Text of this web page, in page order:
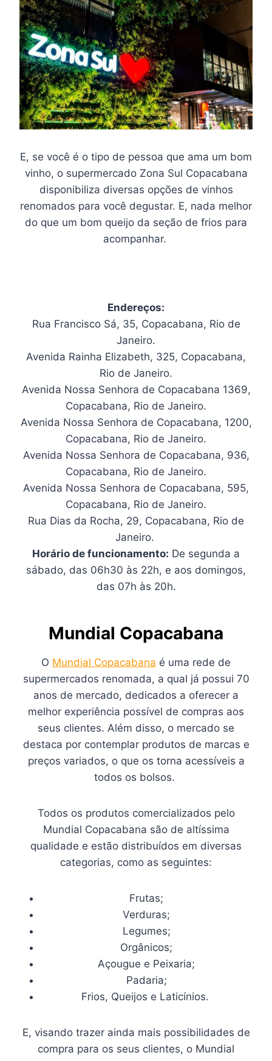
E, se você é o tipo de pessoa que ama um bom
vinho, o supermercado Zona Sul Copacabana
disponibiliza diversas opções de vinhos
renomados para você degustar. E, nada melhor
do que um bom queijo da seção de frios para
acompanhar.
Endereços:
Rua Francisco Sá, 35, Copacabana, Rio de
Janeiro.
Avenida Rainha Elizabeth, 325, Copacabana,
Rio de Janeiro.
Avenida Nossa Senhora de Copacabana 1369,
Copacabana, Rio de Janeiro.
Avenida Nossa Senhora de Copacabana, 1200,
Copacabana, Rio de Janeiro.
Avenida Nossa Senhora de Copacabana, 936,
Copacabana, Rio de Janeiro.
Avenida Nossa Senhora de Copacabana, 595,
Copacabana, Rio de Janeiro.
Rua Dias da Rocha, 29, Copacabana, Rio de
Janeiro.
Horário de funcionamento: De segunda a
sábado, das 06h30 às 22h, e aos domingos,
das 07h às 20h.
Mundial Copacabana
O Mundial Copacabana é uma rede de
supermercados renomada, a qual já possui 70
anos de mercado, dedicados a oferecer a
melhor experiência possível de compras aos
seus clientes. Além disso, o mercado se
destaca por contemplar produtos de marcas e
preços variados, o que os torna acessíveis a
todos os bolsos.
Todos os produtos comercializados pelo
Mundial Copacabana são de altíssima
qualidade e estão distribuídos em diversas
categorias, como as seguintes:
Frutas;
Verduras;
Legumes;
Orgânicos;
Açougue e Peixaria;
Padaria;
Frios, Queijos e Laticínios.
E, visando trazer ainda mais possibilidades de
compra para os seus clientes, o Mundial